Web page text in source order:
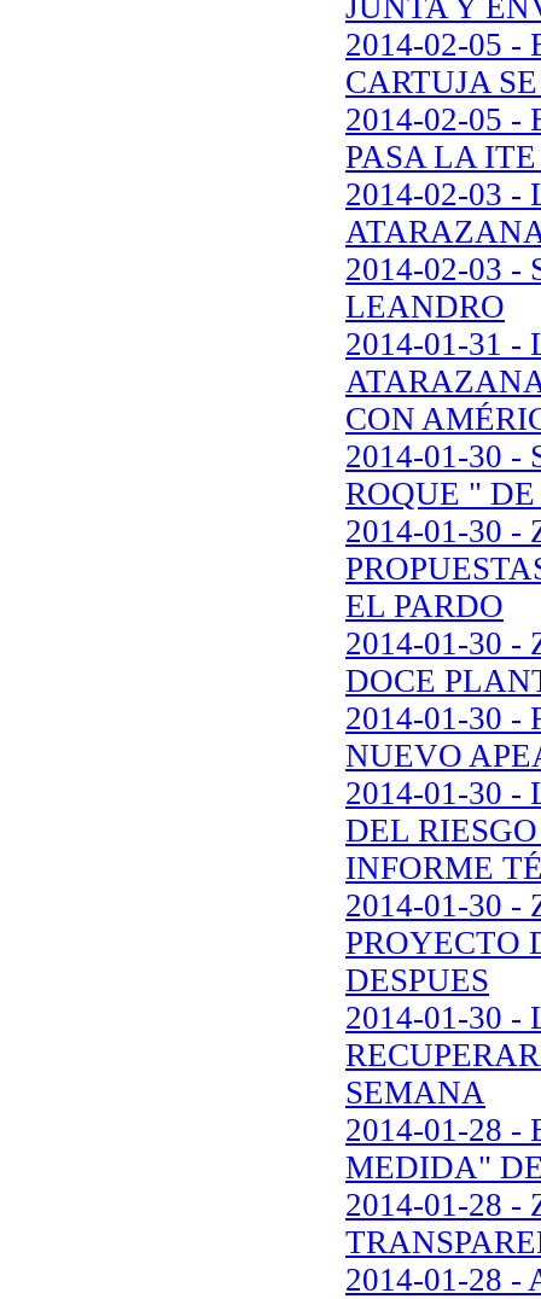
2014-02-05 -
CARTUJA
2014-02-05 -
PASA LA
2014-02-03 -
2014-02-03 -
LEANDRO
2014-01-31 -
CON
2014-01-30 -
ROQUE "
2014-01-30 -
EL PARDO
2014-01-30 -
DOCE
2014-01-30 -
NUEVO
2014-01-30
DEL
INFORME
2014-01-30 -
PROYECTO
DESPUES
2014-01-30 -
SEMANA
2014-01-28 -
MEDIDA"
2014-01-28 -
2014-01-28 -